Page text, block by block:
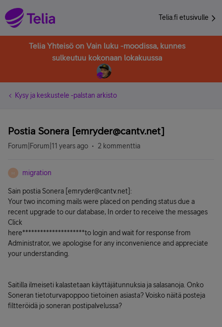
Telia.fi etusivulle
Telia Yhteisö on Vain luku -moodissa, kunnes
sulkeutuu kokonaan lokakuussa
Kysy ja keskustele -palstan arkisto
Postia Sonera [emryder@cantv.net]
Forum|Forum|11 years ago 2 kommenttia
M migration
Sain postia Sonera [emryder@cantv.net]:
Your two incoming mails were placed on pending status due a
recent upgrade to our database, In order to receive the messages
Click
here*********************to login and wait for response from
Administrator, we apologise for any inconvenience and appreciate
your understanding.
Saitilla ilmeiseti kalastetaan käyttäjätunnuksia ja salasanoja. Onko
Soneran tietoturvapoppoo tietoinen asiasta? Voisko näitä posteja
filtteröidä jo soneran postipalvelussa?